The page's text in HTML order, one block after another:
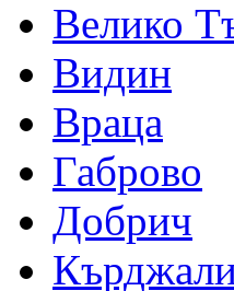
Велико
Видин
Враца
Габрово
Добрич